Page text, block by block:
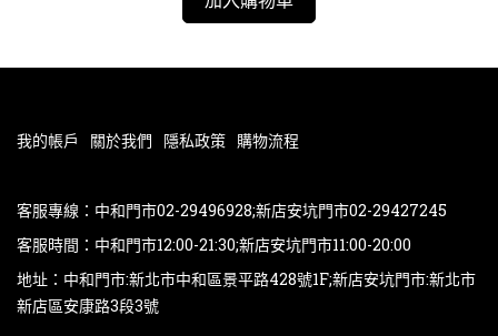
我的帳戶 關於我們 隱私政策 購物流程
客服專線：中和門市02-29496928;新店安坑門市02-29427245
客服時間：中和門市12:00-21:30;新店安坑門市11:00-20:00
地址：中和門市:新北市中和區景平路428號1F;新店安坑門市:新北市
新店區安康路3段3號